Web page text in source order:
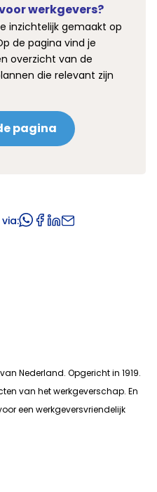
werkgevers?
inzichtelijk gemaakt op
de pagina vind je
overzicht van de
die relevant zijn
pagina
Nederland. Opgericht in 1919.
van het werkgeverschap. En
een werkgeversvriendelijk